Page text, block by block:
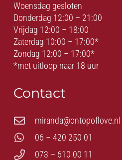
Woensdag gesloten
Donderdag 12:00 – 21:00
Vrijdag 12:00 – 18:00
Zaterdag 10:00 – 17:00*
Zondag 12:00 – 17:00*
*met uitloop naar 18 uur
Contact
miranda@ontopoflove.nl
06 – 420 250 01
073 – 610 00 11